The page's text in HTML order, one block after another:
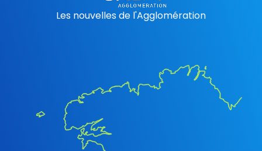
Les nouvelles de l'Agglomération